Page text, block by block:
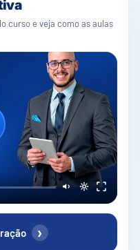
curso e veja como as aulas
›